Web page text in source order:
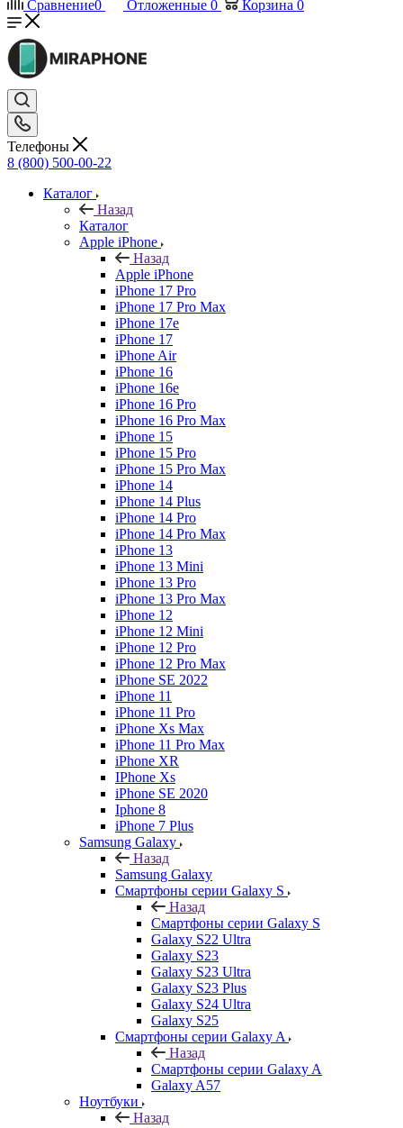
Сравнение0 Отложенные 0 Корзина 0
Телефоны
8 (800) 500-00-22
Каталог
Назад
Каталог
Apple iPhone
Назад
Apple iPhone
iPhone 17 Pro
iPhone 17 Pro Max
iPhone 17e
iPhone 17
iPhone Air
iPhone 16
iPhone 16e
iPhone 16 Pro
iPhone 16 Pro Max
iPhone 15
iPhone 15 Pro
iPhone 15 Pro Max
iPhone 14
iPhone 14 Plus
iPhone 14 Pro
iPhone 14 Pro Max
iPhone 13
iPhone 13 Mini
iPhone 13 Pro
iPhone 13 Pro Max
iPhone 12
iPhone 12 Mini
iPhone 12 Pro
iPhone 12 Pro Max
iPhone SE 2022
iPhone 11
iPhone 11 Pro
iPhone Xs Max
iPhone 11 Pro Max
iPhone XR
IPhone Xs
iPhone SE 2020
Iphone 8
iPhone 7 Plus
Samsung Galaxy
Назад
Samsung Galaxy
Смартфоны серии Galaxy S
Назад
Смартфоны серии Galaxy S
Galaxy S22 Ultra
Galaxy S23
Galaxy S23 Ultra
Galaxy S23 Plus
Galaxy S24 Ultra
Galaxy S25
Смартфоны серии Galaxy A
Назад
Смартфоны серии Galaxy A
Galaxy A57
Ноутбуки
Назад